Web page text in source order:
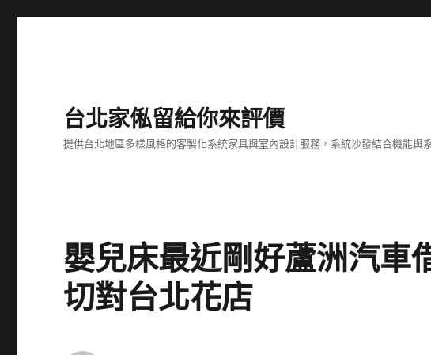
台北家俬留給你來評價
提供台北地區多樣風格的客製化系統家具與室內設計服務，系統沙發結合機能與
嬰兒床最近剛好蘆洲汽車
切對台北花店